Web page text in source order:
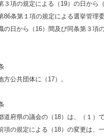
３項の規定による（19）の日から
条第１項の規定による選挙管理
の日から（16）間及び同条第３項
方公共団体に（17）。
府県の議会の（18）は、（１）で
の規定による（18）の変更は、